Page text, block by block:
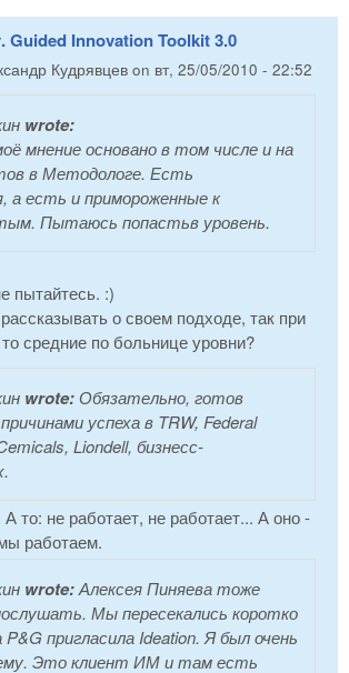
Innovation Toolkit 3.0
Кудрявцев on вт, 25/05/2010 - 22:52
wrote:
мнение основано в том числе и на
в Методологе. Есть
а есть и примороженные к
Пытаюсь попастьв уровень.
пытайтесь. :)
о своем подходе, так при
средние по больнице уровни?
wrote:Обязательно, готов
успеха в TRW, Federal
Liondell, бизнесс-
то: не работает, не работает... А оно -
работаем.
wrote:Алексея Пиняева тоже
Мы пересекались коротко
P&G пригласила Ideation. Я был очень
Это клиент ИМ и там есть